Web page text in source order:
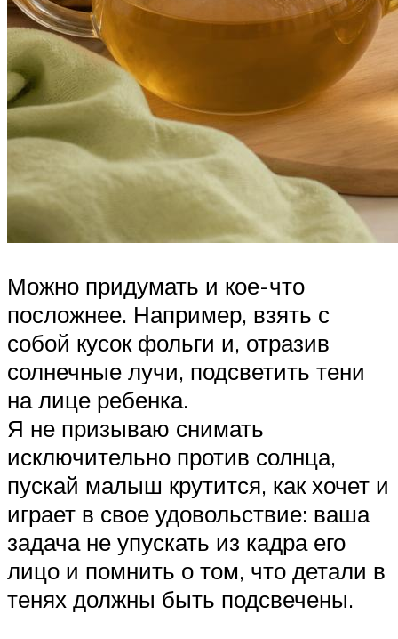
Можно придумать и кое-что
посложнее. Например, взять с
собой кусок фольги и, отразив
солнечные лучи, подсветить тени
на лице ребенка.
Я не призываю снимать
исключительно против солнца,
пускай малыш крутится, как хочет и
играет в свое удовольствие: ваша
задача не упускать из кадра его
лицо и помнить о том, что детали в
тенях должны быть подсвечены.